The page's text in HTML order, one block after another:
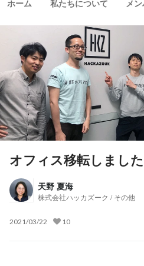
ホーム 私たちについて メ
オフィス移転しました
天野 夏海
株式会社ハッカズーク / その他
2021/03/22 10